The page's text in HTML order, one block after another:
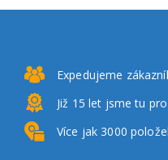
Expedujeme
Již 15 let jsme tu
Více jak 3000